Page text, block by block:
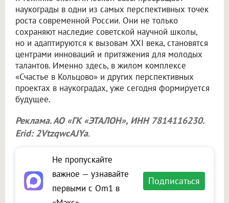
наукограды в одни из самых перспективных точек
роста современной России. Они не только
сохраняют наследие советской научной школы,
но и адаптируются к вызовам XXI века, становятся
центрами инноваций и притяжения для молодых
талантов. Именно здесь, в жилом комплексе
«Счастье в Кольцово» и других перспективных
проектах в наукоградах, уже сегодня формируется
будущее.
Реклама. АО «ГК «ЭТАЛОН», ИНН 7814116230.
Erid: 2VtzqwcAJYa.
Не пропускайте
важное — узнавайте
первыми с Om1 в
Подписаться